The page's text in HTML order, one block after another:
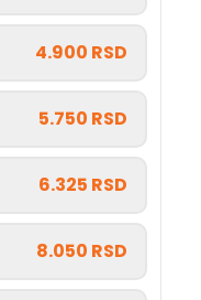
4.900 RSD
5.750 RSD
6.325 RSD
8.050 RSD